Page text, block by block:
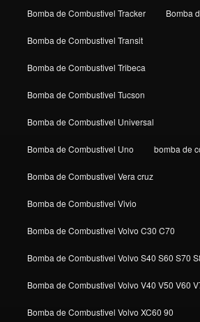
Bomba de Combustivel Tracker Bomba
Bomba de Combustivel Transit
Bomba de Combustivel Tribeca
Bomba de Combustivel Tucson
Bomba de Combustivel Universal
Bomba de Combustivel Uno bomba de
Bomba de Combustivel Vera cruz
Bomba de Combustivel Vivio
Bomba de Combustivel Volvo C30 C70
Bomba de Combustivel Volvo S40 S60 S70
Bomba de Combustivel Volvo V40 V50 V60
Bomba de Combustivel Volvo XC60 90